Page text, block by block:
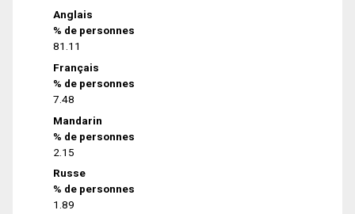
Anglais
% de personnes
81.11
Français
% de personnes
7.48
Mandarin
% de personnes
2.15
Russe
% de personnes
1.89